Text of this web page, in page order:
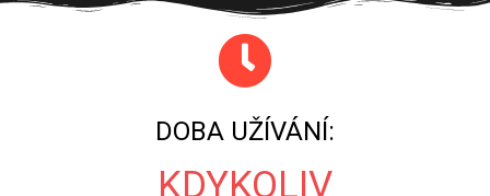
DOBA UŽÍVÁNÍ:
KDYKOLIV